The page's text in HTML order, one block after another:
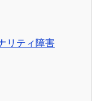
リティ障害